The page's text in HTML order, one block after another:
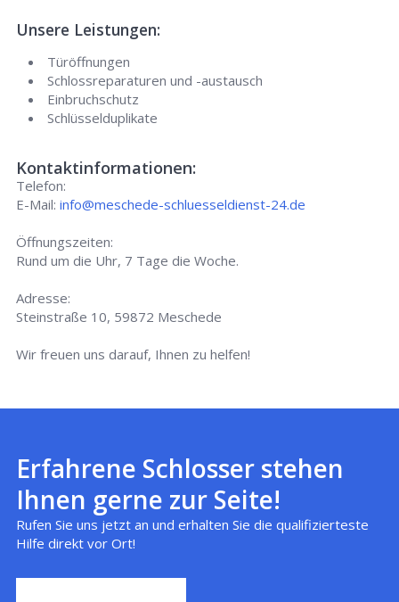
Unsere Leistungen:
Türöffnungen
Schlossreparaturen und -austausch
Einbruchschutz
Schlüsselduplikate
Kontaktinformationen:
Telefon:
E-Mail:info@meschede-schluesseldienst-24.de
Öffnungszeiten:
Rund um die Uhr, 7 Tage die Woche.
Adresse:
Steinstraße 10, 59872 Meschede
Wir freuen uns darauf, Ihnen zu helfen!
Erfahrene Schlosser stehen
Ihnen gerne zur Seite!
Rufen Sie uns jetzt an und erhalten Sie die qualifizierteste
Hilfe direkt vor Ort!